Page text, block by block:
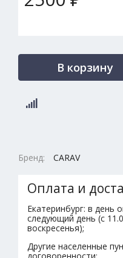
В корзину
Бренд: CARAV
Оплата и
Екатеринбург: в день
следующий день (с
воскресенья);
Другие населенные